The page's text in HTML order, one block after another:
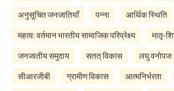
अनुसूचित जनजातियाँ पन्ना आर्थिक स्थिति
महत्व: वर्तमान भारतीय सामाजिक परिप्रेक्ष्य मातृ-
जनजातीय समुदाय सतत् विकास लघु वनोपज
सीआरजीबी ग्रामीण विकास आत्मनिर्भरता